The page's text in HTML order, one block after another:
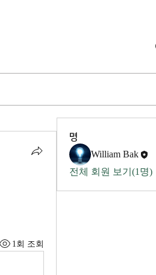
1회 조회
명
William Bak
전체 회원 보기(1명)